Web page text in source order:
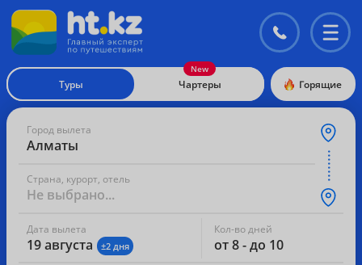
Контакты
меню
Туры Чартеры Горящие
Город вылета
Алматы
Страна, курорт, отель
Не выбрано...
Дата вылета
19 августа ±2 дня
Кол-во дней
от 8 - до 10